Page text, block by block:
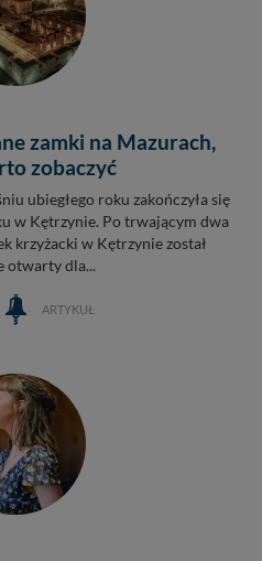
zamki na Mazurach,
zobaczyć
ubiegłego roku zakończyła się
w Kętrzynie. Po trwającym dwa
krzyżacki w Kętrzynie został
otwarty dla...
ARTYKUŁ